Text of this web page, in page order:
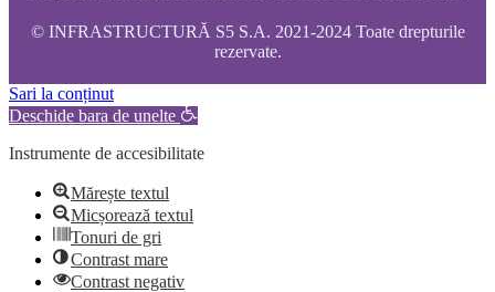
© INFRASTRUCTURĂ S5 S.A. 2021-2024 Toate drepturile
rezervate.
Sari la conținut
Deschide bara de unelte
Instrumente de accesibilitate
Mărește textul
Micșorează textul
Tonuri de gri
Contrast mare
Contrast negativ